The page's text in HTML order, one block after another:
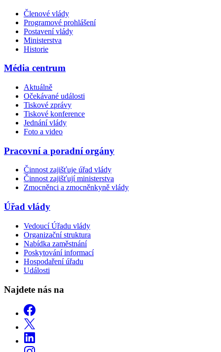
Členové vlády
Programové prohlášení
Postavení vlády
Ministerstva
Historie
Média centrum
Aktuálně
Očekávané události
Tiskové zprávy
Tiskové konference
Jednání vlády
Foto a video
Pracovní a poradní orgány
Činnost zajišťuje úřad vlády
Činnost zajišťují ministerstva
Zmocněnci a zmocněnkyně vlády
Úřad vlády
Vedoucí Úřadu vlády
Organizační struktura
Nabídka zaměstnání
Poskytování informací
Hospodaření úřadu
Události
Najdete nás na